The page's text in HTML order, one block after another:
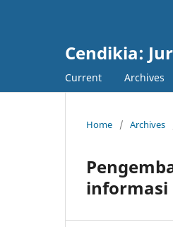
Cendikia:
Current Archives
Home / Archives
informasi